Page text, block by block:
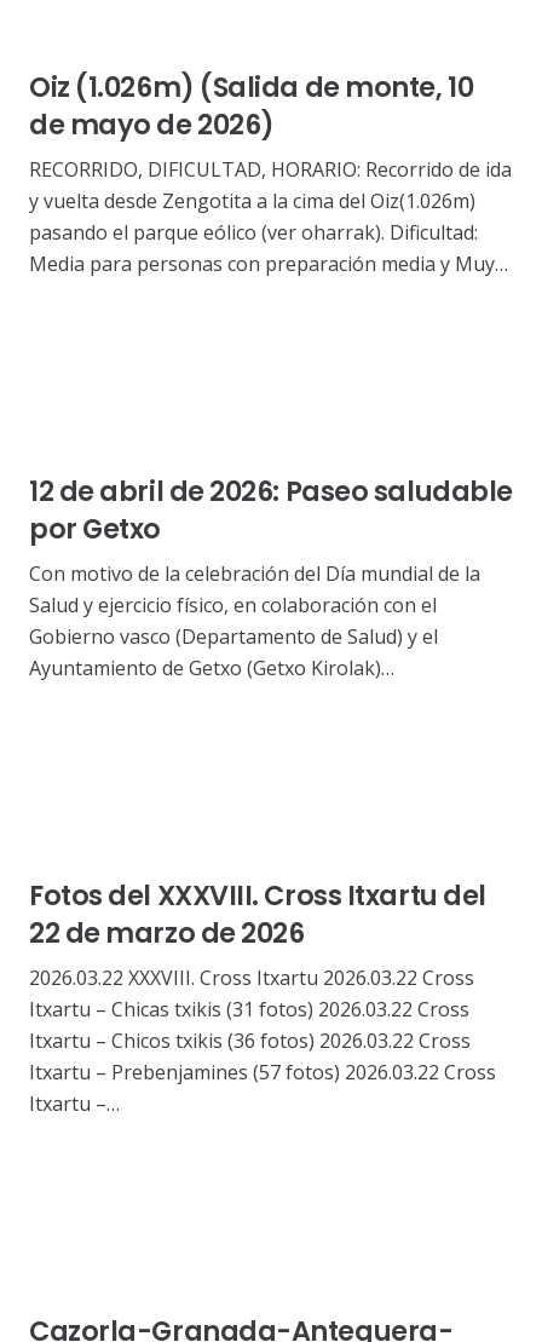
Oiz (1.026m) (Salida de monte, 10
de mayo de 2026)
RECORRIDO, DIFICULTAD, HORARIO: Recorrido de ida
y vuelta desde Zengotita a la cima del Oiz(1.026m)
pasando el parque eólico (ver oharrak). Dificultad:
Media para personas con preparación media y Muy…
12 de abril de 2026: Paseo saludable
por Getxo
Con motivo de la celebración del Día mundial de la
Salud y ejercicio físico, en colaboración con el
Gobierno vasco (Departamento de Salud) y el
Ayuntamiento de Getxo (Getxo Kirolak)…
Fotos del XXXVIII. Cross Itxartu del
22 de marzo de 2026
2026.03.22 XXXVIII. Cross Itxartu 2026.03.22 Cross
Itxartu – Chicas txikis (31 fotos) 2026.03.22 Cross
Itxartu – Chicos txikis (36 fotos) 2026.03.22 Cross
Itxartu – Prebenjamines (57 fotos) 2026.03.22 Cross
Itxartu –…
Cazorla-Granada-Antequera-